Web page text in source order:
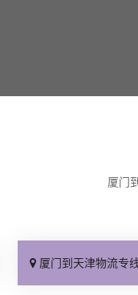
厦门
厦门到天津物流专线_运保时效「高